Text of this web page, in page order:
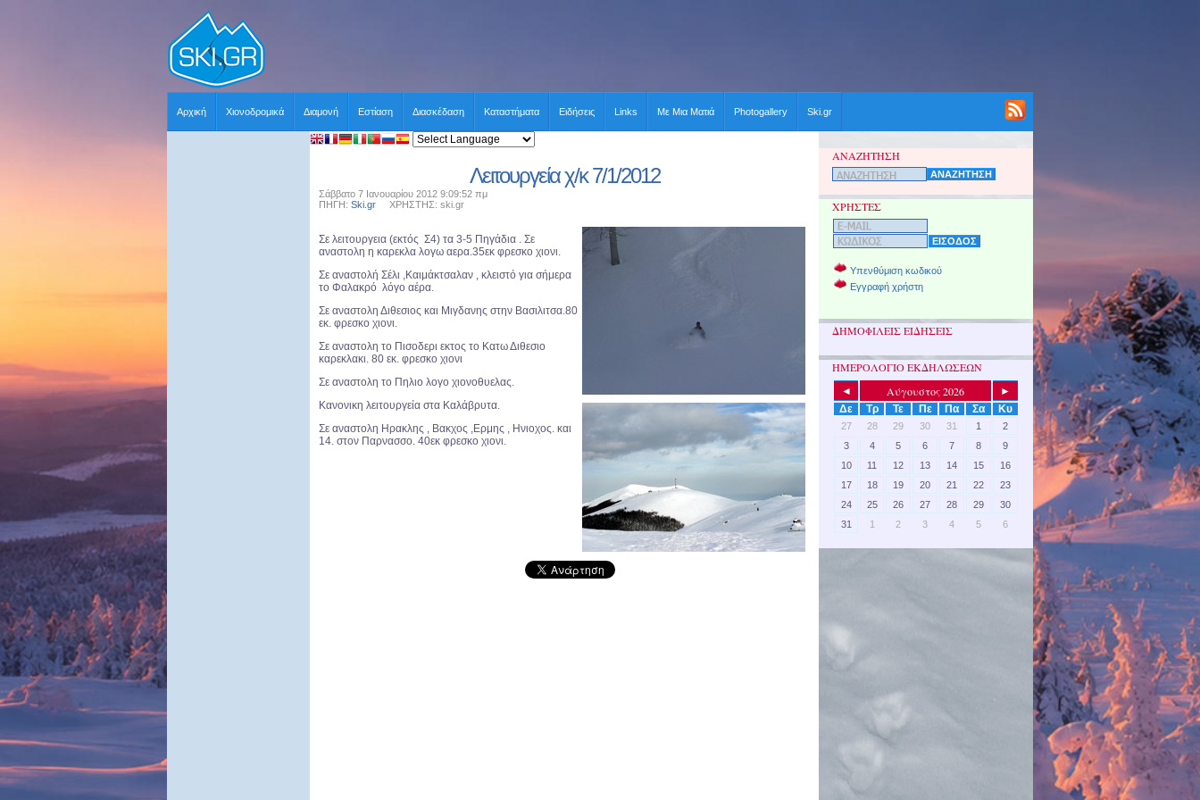
Αρχική Χιονοδρομικά Διαμονή Εστίαση Διασκέδαση Καταστήματα Ειδήσεις Links Με Μια Ματιά Photogallery Ski.gr
Λειτουργεία χ/κ 7/1/2012
Σάββατο 7 Ιανουαρίου 2012 9:09:52 πμ
ΠΗΓΗ: Ski.gr ΧΡΗΣΤΗΣ: ski.gr
Σε λειτουργεια (εκτός Σ4) τα 3-5 Πηγάδια . Σε
αναστολη η καρεκλα λογω αερα.35εκ φρεσκο χιονι.
Σε αναστολή Σέλι ,Καιμάκτσαλαν , κλειστό για σήμερα
το Φαλακρό λόγο αέρα.
Σε αναστολη Διθεσιος και Μιγδανης στην Βασιλιτσα.80
εκ. φρεσκο χιονι.
Σε αναστολη το Πισοδερι εκτος το Κατω Διθεσιο
καρεκλακι. 80 εκ. φρεσκο χιονι
Σε αναστολη το Πηλιο λογο χιονοθυελας.
Κανονικη λειτουργεία στα Καλάβρυτα.
Σε αναστολη Ηρακλης , Βακχος ,Ερμης , Ηνιοχος. και
14. στον Παρνασσο. 40εκ φρεσκο χιονι.
ΑΝΑΖΗΤΗΣΗ
ΧΡΗΣΤΕΣ
Υπενθύμιση κωδικού
Εγγραφή χρήστη
ΔΗΜΟΦΙΛΕΙΣ ΕΙΔΗΣΕΙΣ
ΗΜΕΡΟΛΟΓΙΟ ΕΚΔΗΛΩΣΕΩΝ
◄ Αύγουστος 2026
►
Δε
Τρ Τε Πε Πα Σα Κυ
27 28 29 30 31 1
2
3
4 5 6 7 8
9
10
11 12 13 14 15
16
17
18 19 20 21 22
23
24
25 26 27 28 29
30
31
1 2 3 4 5 6